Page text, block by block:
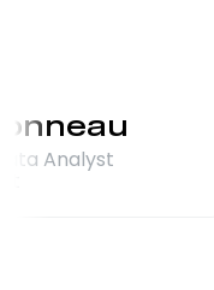
et Data Analyst